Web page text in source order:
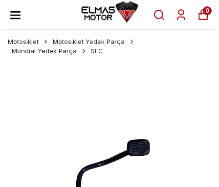
0
Motosiklet
Motosiklet Yedek Parça
Mondial Yedek Parça
SFC